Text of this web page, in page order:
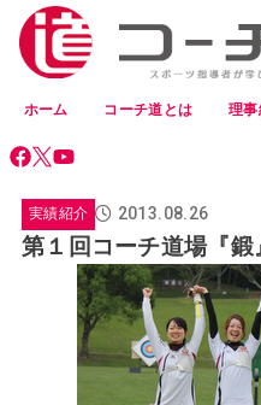
ホーム コーチ道とは 理事
実績紹介 2013.08.26
第１回コーチ道場『